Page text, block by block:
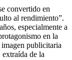
convertido en
al rendimiento”.
especialmente a
en la
publicitaria
extraída de la